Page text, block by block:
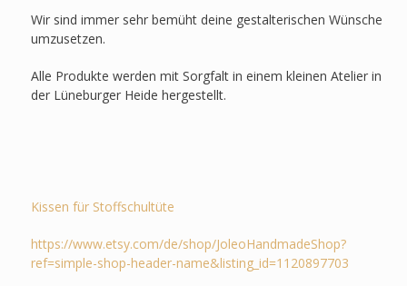
Wir sind immer sehr bemüht deine gestalterischen Wünsche
umzusetzen.
Alle Produkte werden mit Sorgfalt in einem kleinen Atelier in
der Lüneburger Heide hergestellt.
Kissen für Stoffschultüte
https://www.etsy.com/de/shop/JoleoHandmadeShop?
ref=simple-shop-header-name&listing_id=1120897703